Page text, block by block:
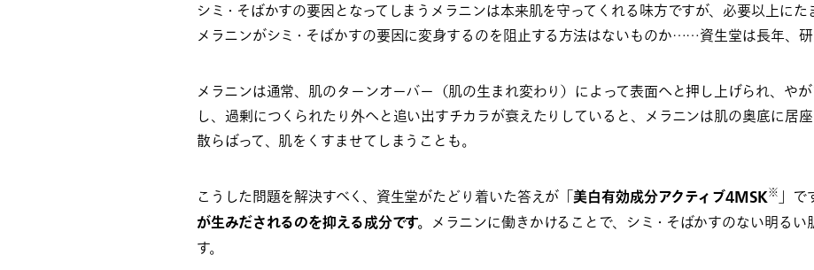
シミ・そばかすの要因となってしまうメラニンは本来肌を守ってくれる味方ですが、必要以上にた
メラニンがシミ・そばかすの要因に変身するのを阻止する方法はないものか……資生堂は長年、研
メラニンは通常、肌のターンオーバー（肌の生まれ変わり）によって表面へと押し上げられ、や
し、過剰につくられたり外へと追い出すチカラが衰えたりしていると、メラニンは肌の奥底に居
散らばって、肌をくすませてしまうことも。
こうした問題を解決すべく、資生堂がたどり着いた答えが「美白有効成分アクティブ4MSK※」で
が生みだされるのを抑える成分です。 メラニンに働きかけることで、シミ・そばかすのない明る
す。